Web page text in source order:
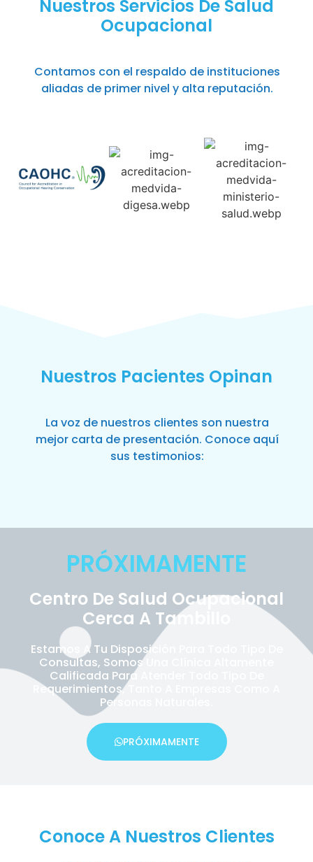
Nuestros Servicios De Salud
Ocupacional
Contamos con el respaldo de instituciones
aliadas de primer nivel y alta reputación.
Nuestros Pacientes Opinan
La voz de nuestros clientes son nuestra
mejor carta de presentación. Conoce aquí
sus testimonios:
PRÓXIMAMENTE
Centro De Salud Ocupacional
Cerca A Tambillo
Estamos A Tu Disposición Para Todo Tipo De
Consultas, Somos Una Clínica Altamente
Calificada Para Atender Todo Tipo De
Requerimientos, Tanto A Empresas Como A
Personas Naturales.
PRÓXIMAMENTE
Conoce A Nuestros Clientes